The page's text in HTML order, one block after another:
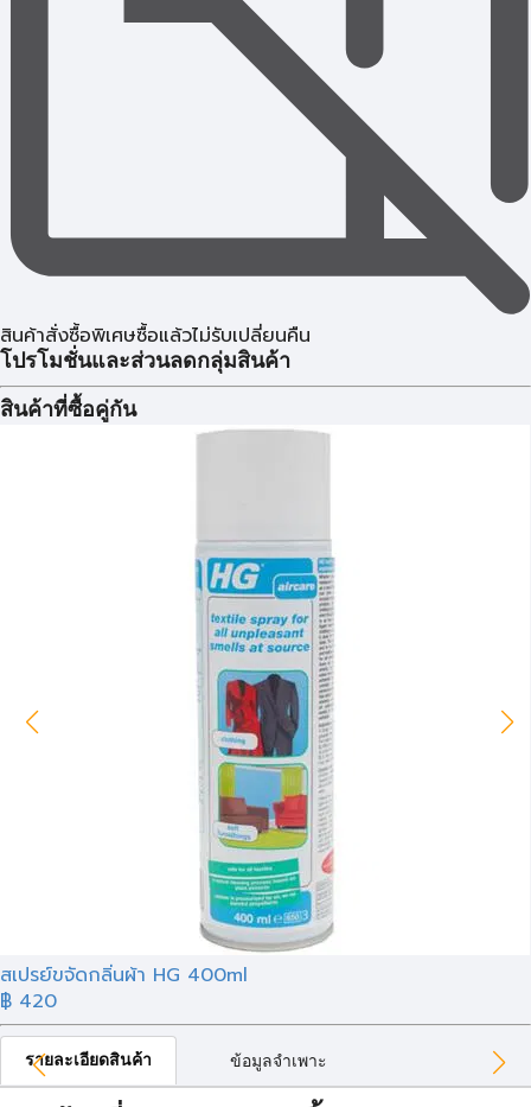
สินค้าสั่งซื้อพิเศษซื้อแล้วไม่รับเปลี่ยนคืน
โปรโมชั่นและส่วนลดกลุ่มสินค้า
สินค้าที่ซื้อคู่กัน
สเปรย์ขจัดกลิ่นผ้า HG 400ml
฿ 420
รายละเอียดสินค้า ข้อมูลจำเพาะ